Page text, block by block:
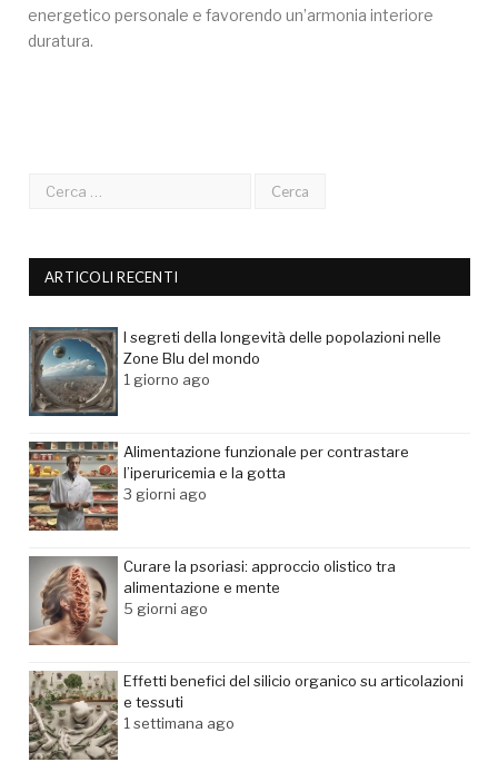
energetico personale e favorendo un’armonia interiore
duratura.
ARTICOLI RECENTI
I segreti della longevità delle popolazioni nelle
Zone Blu del mondo
1 giorno ago
Alimentazione funzionale per contrastare
l’iperuricemia e la gotta
3 giorni ago
Curare la psoriasi: approccio olistico tra
alimentazione e mente
5 giorni ago
Effetti benefici del silicio organico su articolazioni
e tessuti
1 settimana ago